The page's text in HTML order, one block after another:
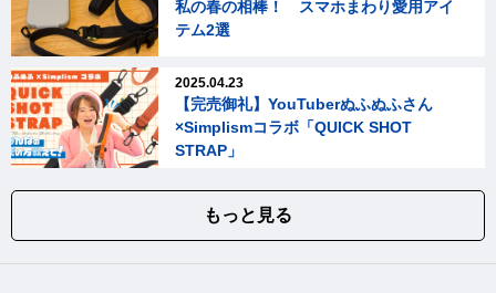
私の春の相棒！ スマホまわり愛用アイ
テム2選
2025.04.23
【完売御礼】YouTuberぬふぬふさん
×Simplismコラボ「QUICK SHOT
STRAP」
もっと見る